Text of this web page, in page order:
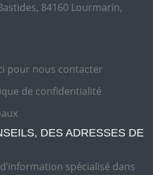
84160 Lourmarin,
pour nous contacter
de confidentialité
DES ADRESSES DE
spécialisé dans